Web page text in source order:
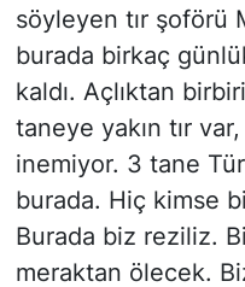
söyleyen tır şoförü
burada birkaç
kaldı. Açlıktan
taneye yakın tır
inemiyor. 3 tane
burada. Hiç kimse
Burada biz reziliz.
meraktan ölecek.